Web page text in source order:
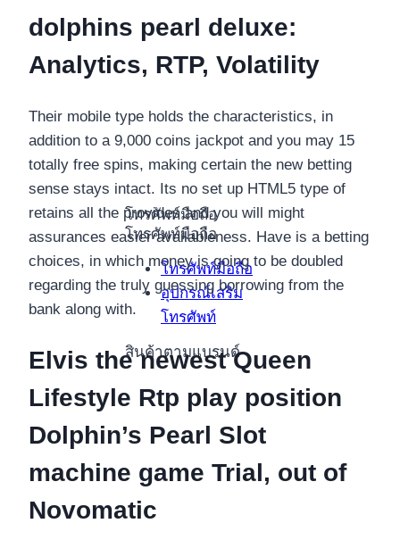
โทรศัพท์มือถือ
โทรศัพท์มือถือ
โทรศัพท์มือถือ
อุปกรณ์เสริม
โทรศัพท์
สินค้าตามแบรนด์
dolphins pearl deluxe:
Analytics, RTP, Volatility
Their mobile type holds the characteristics, in
addition to a 9,000 coins jackpot and you may 15
totally free spins, making certain the new betting
sense stays intact. Its no set up HTML5 type of
retains all the provides and you will might
assurances easier availableness. Have is a betting
choices, in which money is going to be doubled
regarding the truly guessing borrowing from the
bank along with.
Elvis the newest Queen
Lifestyle Rtp play position
Dolphin’s Pearl Slot
machine game Trial, out of
Novomatic